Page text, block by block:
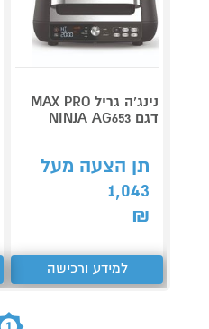
נינג’ה גריל MAX PRO
דגם NINJA AG653
תן הצעה מעל
1,043
₪
למידע ורכישה